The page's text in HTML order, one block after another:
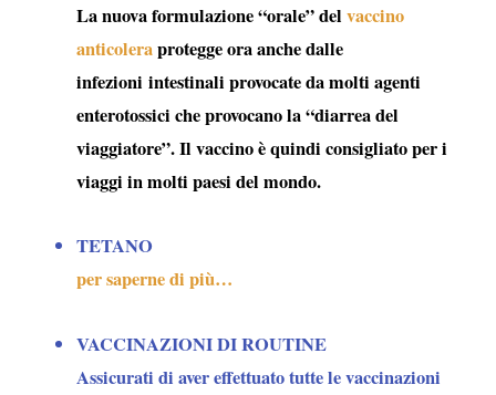
La nuova formulazione “orale” del vaccino
anticoleraprotegge ora anche dalle
infezioni intestinali provocate da molti agenti
enterotossici che provocano la “diarrea del
viaggiatore”. Il vaccino è quindi consigliato per i
viaggi in molti paesi del mondo.
TETANO
per saperne di più…
VACCINAZIONI DI ROUTINE
Assicurati di aver effettuato tutte le vaccinazioni